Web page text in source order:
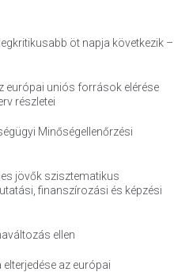
öt napja következik –
európai uniós források elérése
részletei
Minőségellenőrzési
jövők szisztematikus
finanszírozási és képzési
ellen
az európai